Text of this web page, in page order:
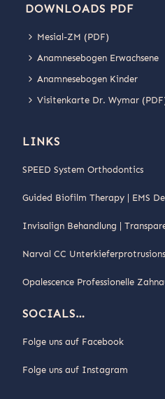
DOWNLOADS PDF
Mesial-ZM (PDF)
Anamnesebogen Erwachsene
Anamnesebogen Kinder
Visitenkarte Dr. Wymar
LINKS
SPEED System Orthodontics
Guided Biofilm Therapy | EMS
Invisalign Behandlung |
Narval CC
Opalescence Professionelle
SOCIALS…
Folge uns auf Facebook
Folge uns auf Instagram